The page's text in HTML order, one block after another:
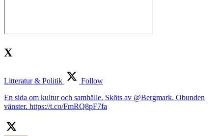
X
Litteratur & Politik
Follow
En sida om kultur och samhälle. Sköts av @Bergmark. Obunden
vänster. https://t.co/FmRQ8pF7fa